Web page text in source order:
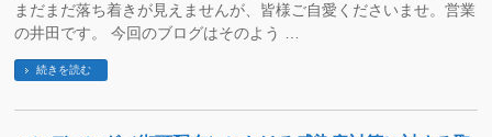
まだまだ落ち着きが見えませんが、皆様ご自愛くださいませ。営業
の井田です。 今回のブログはそのよう …
続きを読む